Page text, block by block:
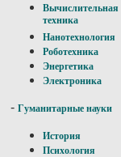
Вычислительная
техника
Нанотехнология
Роботехника
Энергетика
Электроника
- Гуманитарные науки
История
Психология